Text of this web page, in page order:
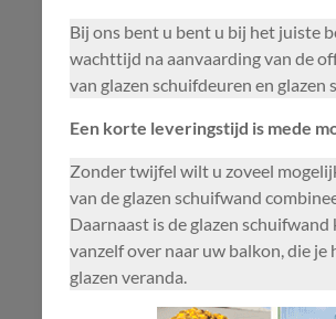
Bij ons bent u bent u bij het juiste
wachttijd na aanvaarding van de
van glazen schuifdeuren en glazen
Een korte leveringstijd is mede
Zonder twijfel wilt u zoveel
van de glazen schuifwand
Daarnaast is de glazen
vanzelf over naar uw balkon, die
glazen veranda.